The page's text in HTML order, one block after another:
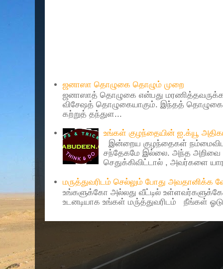
ஜனாஸா தொழுகை தொழும் முறை
ஜனாஸாத் தொழுகை என்பது
விசேஷத் தொழுகையாகும். இந்தத்
கற்றுத் தந்துள...
உங்கள் குழந்தையின் ஐ.க்யூ
இன்றைய குழந்தைகள்
சந்தேகமே இல்லை. அந்த
செதுக்கிவிட்டால் , அவர்களை
மருத்துவரிடம் செல்லும் போது அவதானிக்க
உங்களுக்கோ அல்லது வீட்டில்
உடனடியாக உங்கள் மரு்த்துவரிடம் நீங்கள்